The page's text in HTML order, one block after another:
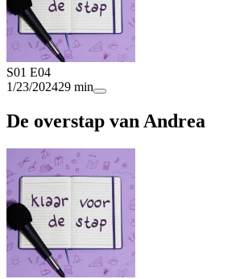
S01 E04
1/23/202429 min
De overstap van Andrea